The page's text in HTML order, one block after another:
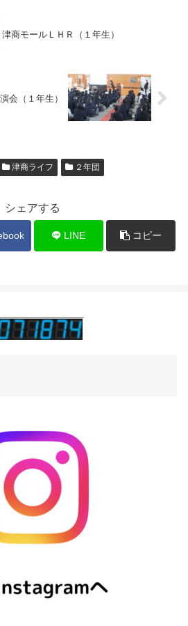
津商モールＬＨＲ（１年生）
会（１年生）
津商ライフ ２年団
シェアする
LINE コピー